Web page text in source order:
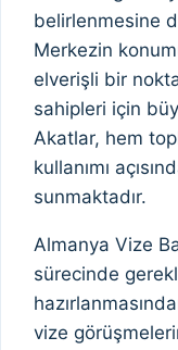
belirlenmesine
Merkezin
elverişli bir
sahipleri için
Akatlar, hem
kullanımı
sunmaktadır.
Almanya Vize
sürecinde
vize